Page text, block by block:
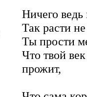
Ничего
Так расти
Ты прости
Что твой
прожит,